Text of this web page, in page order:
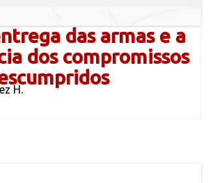
das armas e a
dos compromissos
H.